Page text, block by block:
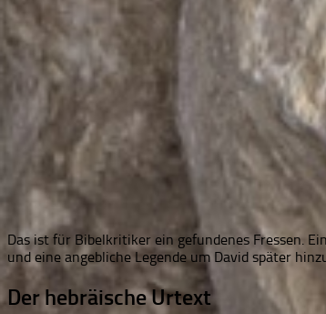
Das ist für Bibelkritiker ein gefundenes Fressen.
und eine angebliche Legende um David später
Der hebräische Urtext